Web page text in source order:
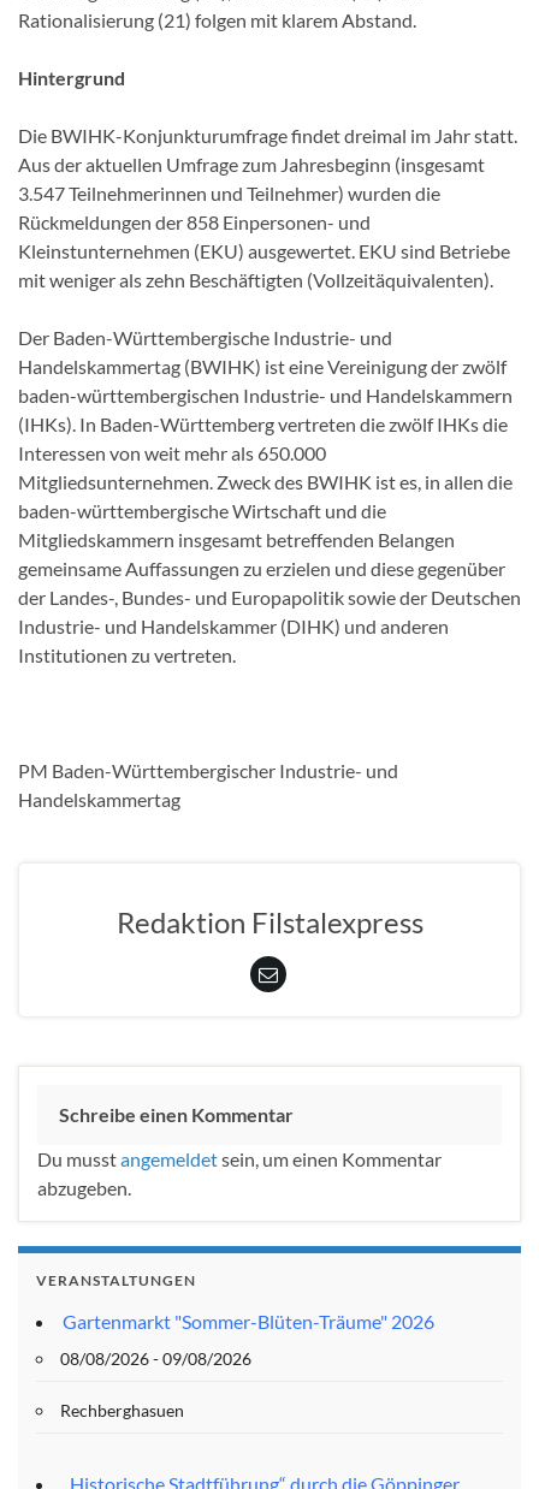
Rationalisierung (21) folgen mit klarem Abstand.
Hintergrund
Die BWIHK-Konjunkturumfrage findet dreimal im Jahr statt.
Aus der aktuellen Umfrage zum Jahresbeginn (insgesamt
3.547 Teilnehmerinnen und Teilnehmer) wurden die
Rückmeldungen der 858 Einpersonen- und
Kleinstunternehmen (EKU) ausgewertet. EKU sind Betriebe
mit weniger als zehn Beschäftigten (Vollzeitäquivalenten).
Der Baden-Württembergische Industrie- und
Handelskammertag (BWIHK) ist eine Vereinigung der zwölf
baden-württembergischen Industrie- und Handelskammern
(IHKs). In Baden-Württemberg vertreten die zwölf IHKs die
Interessen von weit mehr als 650.000
Mitgliedsunternehmen. Zweck des BWIHK ist es, in allen die
baden-württembergische Wirtschaft und die
Mitgliedskammern insgesamt betreffenden Belangen
gemeinsame Auffassungen zu erzielen und diese gegenüber
der Landes-, Bundes- und Europapolitik sowie der Deutschen
Industrie- und Handelskammer (DIHK) und anderen
Institutionen zu vertreten.
PM Baden-Württembergischer Industrie- und
Handelskammertag
Redaktion Filstalexpress
Schreibe einen Kommentar
Du musstangemeldetsein, um einen Kommentar
abzugeben.
VERANSTALTUNGEN
Gartenmarkt "Sommer-Blüten-Träume" 2026
08/08/2026 - 09/08/2026
Rechberghasuen
„Historische Stadtführung“ durch die Göppinger